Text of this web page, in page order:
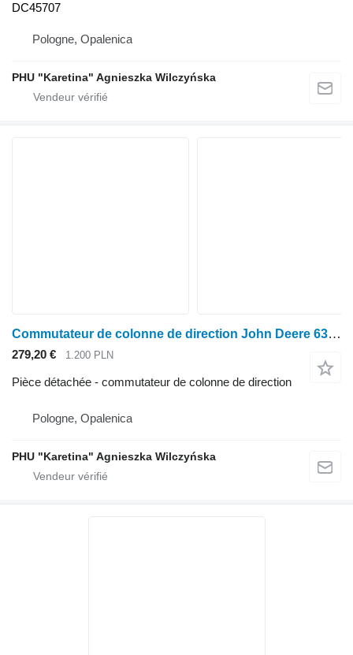
DC45707
Pologne, Opalenica
PHU "Karetina" Agnieszka Wilczyńska
Commutateur de colonne de direction John Deere 6310 6320 6410 6420 6420 S 6510 6520 Commutateur de clignotants pour tracteur à roues John Deere 6310 6320 6410 6420 6420 S 6510 6520
279,20 € 1.200 PLN
Pièce détachée - commutateur de colonne de direction
Pologne, Opalenica
PHU "Karetina" Agnieszka Wilczyńska